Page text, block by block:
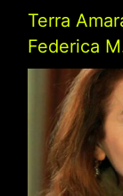
Terra
Federica